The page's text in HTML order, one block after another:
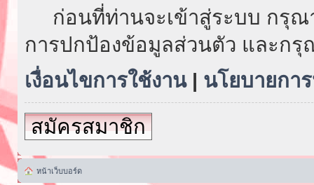
ก่อนที่ท่านจะเข้าสู่ระบบ กรุณ
การปกป้องข้อมูลส่วนตัว และก
เงื่อนไขการใช้งาน| นโยบายกา
สมัครสมาชิก
หน้าเว็บบอร์ด